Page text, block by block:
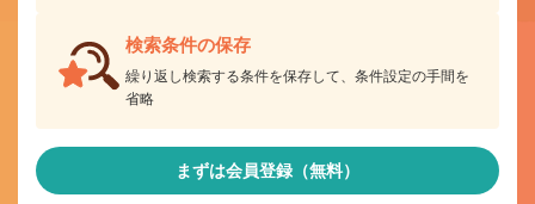
検索条件の保存
繰り返し検索する条件を保存して、条件設定の手間を
省略
まずは会員登録（無料）